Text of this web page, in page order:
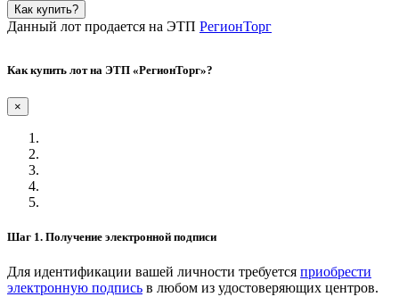
Как купить?
Данный лот продается на ЭТП РегионТорг
Как купить лот на ЭТП «РегионТорг»?
×
Шаг 1. Получение электронной подписи
Для идентификации вашей личности требуется приобрести
электронную подпись в любом из удостоверяющих центров.